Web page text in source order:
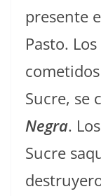
presente
Pasto.
Sucre, se
Negra.
Sucre